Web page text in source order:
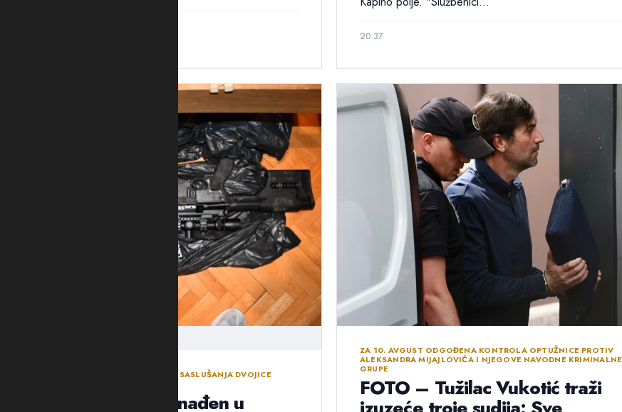
20:37
ODLUKA SUDIJE ZA ISTRAGU NAKON SASLUŠANJA DVOJICE
Arsenal oružja pronađen u
ZA 10. AVGUST ODGOĐENA KONTROLA OPTUŽNICE PROTIV
ALEKSANDRA MIJAJLOVIĆA I NJEGOVE NAVODNE KRIMINALNE
GRUPE
FOTO – Tužilac Vukotić traži